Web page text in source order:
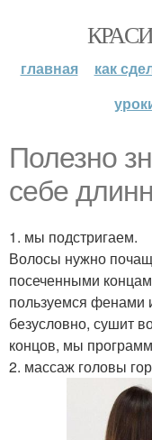
главная как
Полезно
себе
1. мы подстригаем.
Волосы нужно
посеченными
пользуемся фенами
безусловно, сушит
концов, мы
2. массаж головы